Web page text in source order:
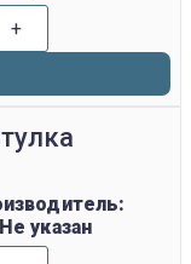
+
Не указан